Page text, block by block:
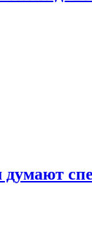
думают